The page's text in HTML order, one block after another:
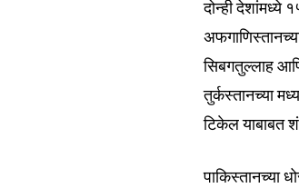
Join
of the
To subscribe,
the subscribe
दोन्ही देशांमध्ये
सिबगतुल्लाह
तुर्कस्तानच्या
टिकेल याबाबत
पाकिस्तानच्या